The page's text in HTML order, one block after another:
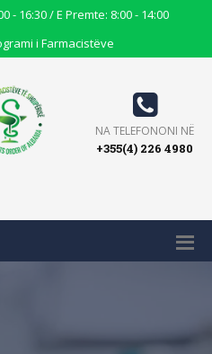
- 16:30 / E Premte: 8:00 - 14:00
i Farmacistëve
Phone
Icon
NA TELEFONONI NË
+355(4) 226 4980